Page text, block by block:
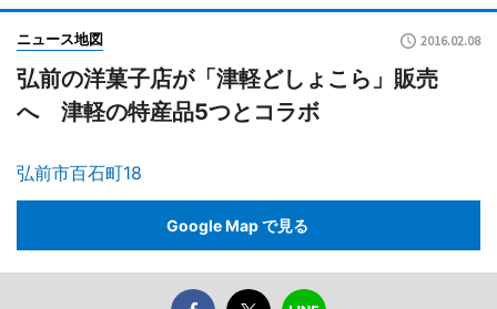
ニュース地図 2016.02.08
弘前の洋菓子店が「津軽どしょこら」販売
へ 津軽の特産品5つとコラボ
弘前市百石町18
Google Map で見る